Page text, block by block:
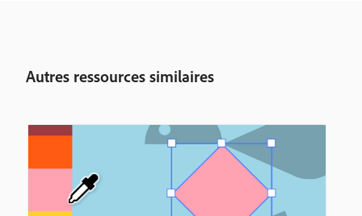
Autres ressources similaires